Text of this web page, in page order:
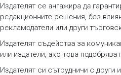
Издателят се ангажира да
редакционните решения, без
рекламодатели или други
Издателят съдейства за
или издатели, ако това подобрява
Издателят си сътрудничи с други